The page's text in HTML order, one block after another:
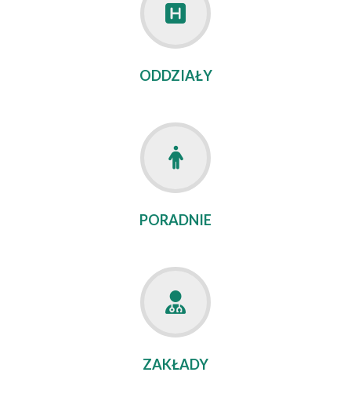
ODDZIAŁY
PORADNIE
ZAKŁADY